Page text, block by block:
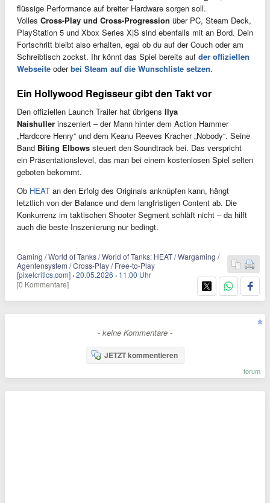
flüssige Performance auf breiter Hardware sorgen soll.
Volles Cross-Play und Cross-Progression über PC, Steam Deck,
PlayStation 5 und Xbox Series X|S sind ebenfalls mit an Bord. Dein
Fortschritt bleibt also erhalten, egal ob du auf der Couch oder am
Schreibtisch zockst. Ihr könnt das Spiel bereits auf der offiziellen
Webseite oderbei Steam auf die Wunschliste setzen.
Ein Hollywood Regisseur gibt den Takt vor
Den offiziellen Launch Trailer hat übrigens Ilya
Naishuller inszeniert – der Mann hinter dem Action Hammer
„Hardcore Henry“ und dem Keanu Reeves Kracher „Nobody“. Seine
Band Biting Elbows steuert den Soundtrack bei. Das verspricht
ein Präsentationslevel, das man bei einem kostenlosen Spiel selten
geboten bekommt.
Ob HEAT an den Erfolg des Originals anknüpfen kann, hängt
letztlich von der Balance und dem langfristigen Content ab. Die
Konkurrenz im taktischen Shooter Segment schläft nicht – da hilft
auch die beste Inszenierung nur bedingt.
Gaming / World of Tanks / World of Tanks: HEAT / Wargaming /
Agentensystem / Cross-Play / Free-to-Play
[pixelcritics.com] ·20.05.2026 · 11:00 Uhr
[0 Kommentare]
- keine Kommentare -
JETZT kommentieren
forum